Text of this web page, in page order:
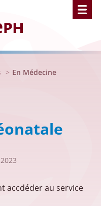
Joseph - Marseille
En Médecine
accdéder au service